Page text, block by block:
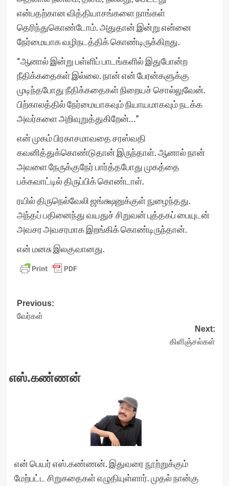
என்பதற்கான வித்தியாசங்களை நாங்கள்
தெரிந்துகொண்டோம். அதுதான் இன்று என்னை
நேர்மையாக வழிநடத்திக் கொண்டிருக்கிறது.
“ஆனால் இன்று பள்ளிப் பாடங்களில் இதுபோன்ற
நீதிக்கதைகள் இல்லை. நான் என் பேரன்களுக்கு
முடிந்தபோது நீதிக்கதைகள் நிறையச் சொல்லுவேன்.
பிற்காலத்தில் நேர்மையாகவும் நியாயமாகவும் நடக்க
அவர்களை அறிவுறுத்துகிறேன்…”
என் முகம் பிரகாசமாவதை சரஸ்வதி
கவனித்துக்கொண்டுதான் இருந்தாள். ஆனால் நான்
அவளை நேருக்குநேர் பார்த்தபோது முகத்தை
பக்கவாட்டில் திருப்பிக் கொண்டாள்.
ரயில் திருநெல்வேலி ஜங்க்ஷனுக்குள் நுழைந்தது.
அந்தப் பதினைந்து வயதுச் சிறுவன் புத்தகப் பையுடன்
அவசர அவசரமாக இறங்கிக் கொண்டிருந்தான்.
என் மனசு இலகுவானது.
Post
navigation
Previous:
வேர்கள்
Next:
கிளிஞ்சல்கள்
எஸ்.கண்ணன்
என் பெயர் எஸ்.கண்ணன். இதுவரை நூற்றுக்கும்
மேற்பட்ட சிறுகதைகள் எழுதியுள்ளார். முதல் நான்கு